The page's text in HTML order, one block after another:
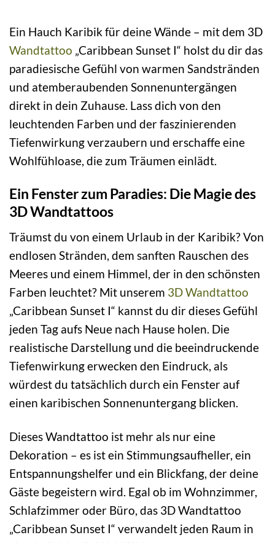
Ein Hauch Karibik für deine Wände – mit dem 3D
Wandtattoo „Caribbean Sunset I“ holst du dir das
paradiesische Gefühl von warmen Sandstränden
und atemberaubenden Sonnenuntergängen
direkt in dein Zuhause. Lass dich von den
leuchtenden Farben und der faszinierenden
Tiefenwirkung verzaubern und erschaffe eine
Wohlfühloase, die zum Träumen einlädt.
Ein Fenster zum Paradies: Die Magie des
3D Wandtattoos
Träumst du von einem Urlaub in der Karibik? Von
endlosen Stränden, dem sanften Rauschen des
Meeres und einem Himmel, der in den schönsten
Farben leuchtet? Mit unserem 3D Wandtattoo
„Caribbean Sunset I“ kannst du dir dieses Gefühl
jeden Tag aufs Neue nach Hause holen. Die
realistische Darstellung und die beeindruckende
Tiefenwirkung erwecken den Eindruck, als
würdest du tatsächlich durch ein Fenster auf
einen karibischen Sonnenuntergang blicken.
Dieses Wandtattoo ist mehr als nur eine
Dekoration – es ist ein Stimmungsaufheller, ein
Entspannungshelfer und ein Blickfang, der deine
Gäste begeistern wird. Egal ob im Wohnzimmer,
Schlafzimmer oder Büro, das 3D Wandtattoo
„Caribbean Sunset I“ verwandelt jeden Raum in